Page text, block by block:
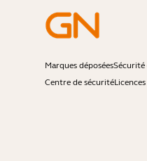
Marques déposéesSécurité
Centre de sécurité